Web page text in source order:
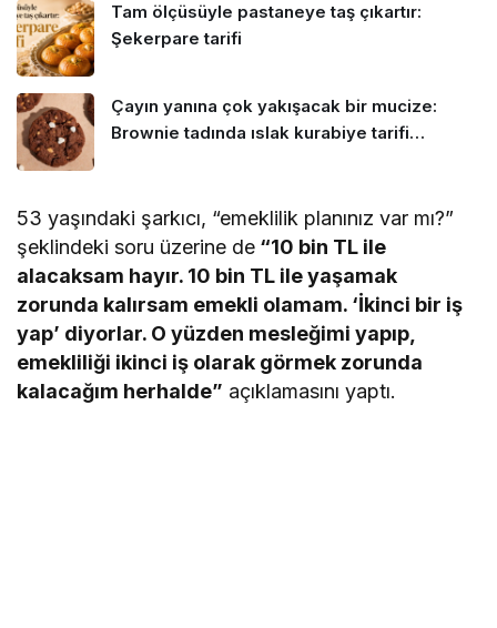
Tam ölçüsüyle pastaneye taş çıkartır:
Şekerpare tarifi
Çayın yanına çok yakışacak bir mucize:
Brownie tadında ıslak kurabiye tarifi…
53 yaşındaki şarkıcı, “emeklilik planınız var mı?”
şeklindeki soru üzerine de “10 bin TL ile
alacaksam hayır. 10 bin TL ile yaşamak
zorunda kalırsam emekli olamam. ‘İkinci bir iş
yap’ diyorlar. O yüzden mesleğimi yapıp,
emekliliği ikinci iş olarak görmek zorunda
kalacağım herhalde” açıklamasını yaptı.